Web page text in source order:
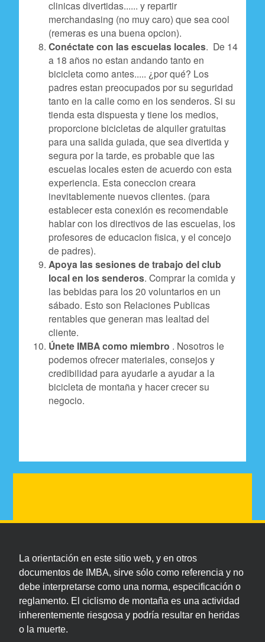
clinicas divertidas...... y repartir
merchandasing (no muy caro) que sea cool
(remeras es una buena opcion).
Conéctate con las escuelas locales. De 14
a 18 años no estan andando tanto en
bicicleta como antes..... ¿por qué? Los
padres estan preocupados por su seguridad
tanto en la calle como en los senderos. Si su
tienda esta dispuesta y tiene los medios,
proporcione bicicletas de alquiler gratuitas
para una salida guiada, que sea divertida y
segura por la tarde, es probable que las
escuelas locales esten de acuerdo con esta
experiencia. Esta coneccion creara
inevitablemente nuevos clientes. (para
establecer esta conexión es recomendable
hablar con los directivos de las escuelas, los
profesores de educacion fisica, y el concejo
de padres).
Apoya las sesiones de trabajo del club
local en los senderos. Comprar la comida y
las bebidas para los 20 voluntarios en un
sábado. Esto son Relaciones Publicas
rentables que generan mas lealtad del
cliente.
Únete IMBA como miembro . Nosotros le
podemos ofrecer materiales, consejos y
credibilidad para ayudarle a ayudar a la
bicicleta de montaña y hacer crecer su
negocio.
La orientación en este sitio web, y en otros
documentos de IMBA, sirve sólo como referencia y no
debe interpretarse como una norma, especificación o
reglamento. El ciclismo de montaña es una actividad
inherentemente riesgosa y podría resultar en heridas
o la muerte.